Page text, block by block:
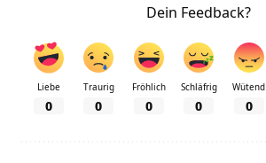
Dein Feedback?
Liebe
0
Traurig
0
Fröhlich
0
Schläfrig
0
Wütend
0